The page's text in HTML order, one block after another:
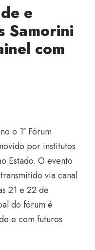
e
Samorini
com
o 1º Fórum
por institutos
Estado. O evento
via canal
21 e 22 de
do fórum é
e com futuros